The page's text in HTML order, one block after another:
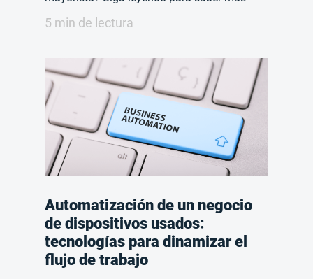
5 min de lectura
Automatización de un negocio
de dispositivos usados:
tecnologías para dinamizar el
flujo de trabajo